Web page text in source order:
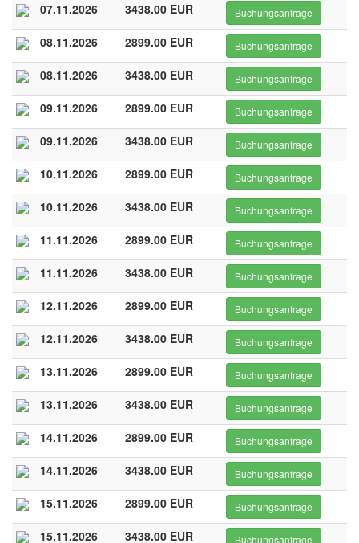
07.11.2026 3438.00 EUR Buchungsanfrage
08.11.2026 2899.00 EUR Buchungsanfrage
08.11.2026 3438.00 EUR Buchungsanfrage
09.11.2026 2899.00 EUR Buchungsanfrage
09.11.2026 3438.00 EUR Buchungsanfrage
10.11.2026 2899.00 EUR Buchungsanfrage
10.11.2026 3438.00 EUR Buchungsanfrage
11.11.2026 2899.00 EUR Buchungsanfrage
11.11.2026 3438.00 EUR Buchungsanfrage
12.11.2026 2899.00 EUR Buchungsanfrage
12.11.2026 3438.00 EUR Buchungsanfrage
13.11.2026 2899.00 EUR Buchungsanfrage
13.11.2026 3438.00 EUR Buchungsanfrage
14.11.2026 2899.00 EUR Buchungsanfrage
14.11.2026 3438.00 EUR Buchungsanfrage
15.11.2026 2899.00 EUR Buchungsanfrage
15.11.2026 3438.00 EUR Buchungsanfrage